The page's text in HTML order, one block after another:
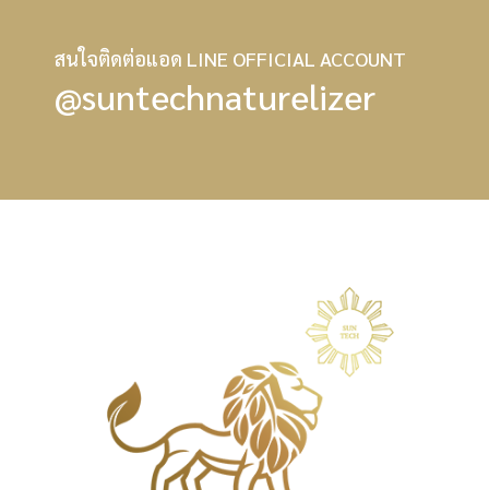
สนใจติดต่อแอด LINE OFFICIAL ACCOUNT
@suntechnaturelizer